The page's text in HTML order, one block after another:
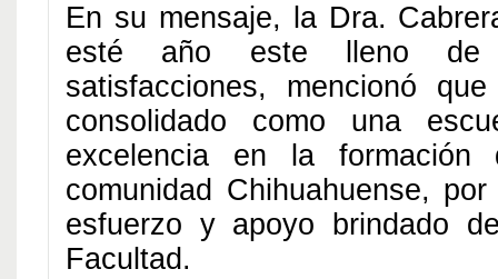
En su mensaje, la Dra.
esté año este lleno
satisfacciones, mencionó
consolidado como una
excelencia en la
comunidad Chihuahuense,
esfuerzo y apoyo brindado
Facultad.